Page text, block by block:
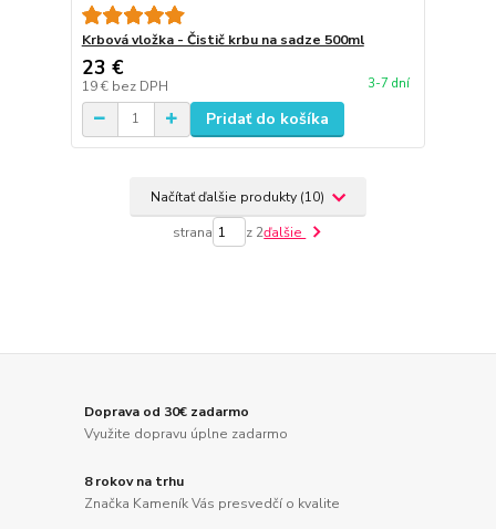
Krbová vložka - Čistič krbu na sadze 500ml
23 €
19 € bez DPH 3-7 dní
Pridať do košíka
Načítať ďalšie produkty (10)
strana z 2ďalšie
Doprava od 30€ zadarmo
Využite dopravu úplne zadarmo
8 rokov na trhu
Značka Kameník Vás presvedčí o kvalite